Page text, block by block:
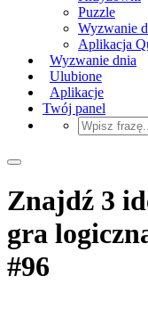
Puzzle
Wyzwanie
Aplikacja
Wyzwanie dnia
Ulubione
Aplikacje
Twój panel
Znajdź 3
gra
#96